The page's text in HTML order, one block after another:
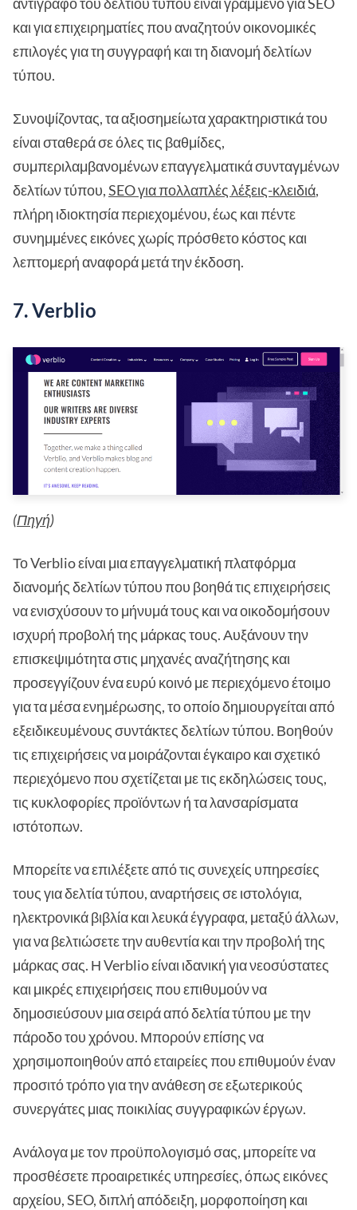
και για επιχειρηματίες που αναζητούν οικονομικές
επιλογές για τη συγγραφή και τη διανομή δελτίων
τύπου.
Συνοψίζοντας, τα αξιοσημείωτα χαρακτηριστικά του
είναι σταθερά σε όλες τις βαθμίδες,
συμπεριλαμβανομένων επαγγελματικά συνταγμένων
δελτίων τύπου,SEO για πολλαπλές λέξεις-κλειδιά,
πλήρη ιδιοκτησία περιεχομένου, έως και πέντε
συνημμένες εικόνες χωρίς πρόσθετο κόστος και
λεπτομερή αναφορά μετά την έκδοση.
7. Verblio
(Πηγή)
Το Verblio είναι μια επαγγελματική πλατφόρμα
διανομής δελτίων τύπου που βοηθά τις επιχειρήσεις
να ενισχύσουν το μήνυμά τους και να οικοδομήσουν
ισχυρή προβολή της μάρκας τους. Αυξάνουν την
επισκεψιμότητα στις μηχανές αναζήτησης και
προσεγγίζουν ένα ευρύ κοινό με περιεχόμενο έτοιμο
για τα μέσα ενημέρωσης, το οποίο δημιουργείται από
εξειδικευμένους συντάκτες δελτίων τύπου. Βοηθούν
τις επιχειρήσεις να μοιράζονται έγκαιρο και σχετικό
περιεχόμενο που σχετίζεται με τις εκδηλώσεις τους,
τις κυκλοφορίες προϊόντων ή τα λανσαρίσματα
ιστότοπων.
Μπορείτε να επιλέξετε από τις συνεχείς υπηρεσίες
τους για δελτία τύπου, αναρτήσεις σε ιστολόγια,
ηλεκτρονικά βιβλία και λευκά έγγραφα, μεταξύ άλλων,
για να βελτιώσετε την αυθεντία και την προβολή της
μάρκας σας. Η Verblio είναι ιδανική για νεοσύστατες
και μικρές επιχειρήσεις που επιθυμούν να
δημοσιεύσουν μια σειρά από δελτία τύπου με την
πάροδο του χρόνου. Μπορούν επίσης να
χρησιμοποιηθούν από εταιρείες που επιθυμούν έναν
προσιτό τρόπο για την ανάθεση σε εξωτερικούς
συνεργάτες μιας ποικιλίας συγγραφικών έργων.
Ανάλογα με τον προϋπολογισμό σας, μπορείτε να
προσθέσετε προαιρετικές υπηρεσίες, όπως εικόνες
αρχείου, SEO, διπλή απόδειξη, μορφοποίηση και